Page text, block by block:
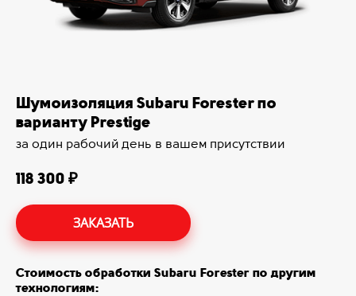
Шумоизоляция Subaru Forester по
варианту Prestige
за один рабочий день в вашем присутствии
118 300 ₽
ЗАКАЗАТЬ
Стоимость обработки Subaru Forester по другим
технологиям: